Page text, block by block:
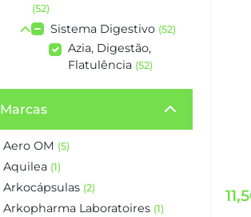
(52)
Sistema Digestivo (52)
Azia, Digestão,
Flatulência (52)
Marcas
Aero OM (5)
Aquilea (1)
Arkocápsulas (2)
Arkopharma Laboratoires (1)